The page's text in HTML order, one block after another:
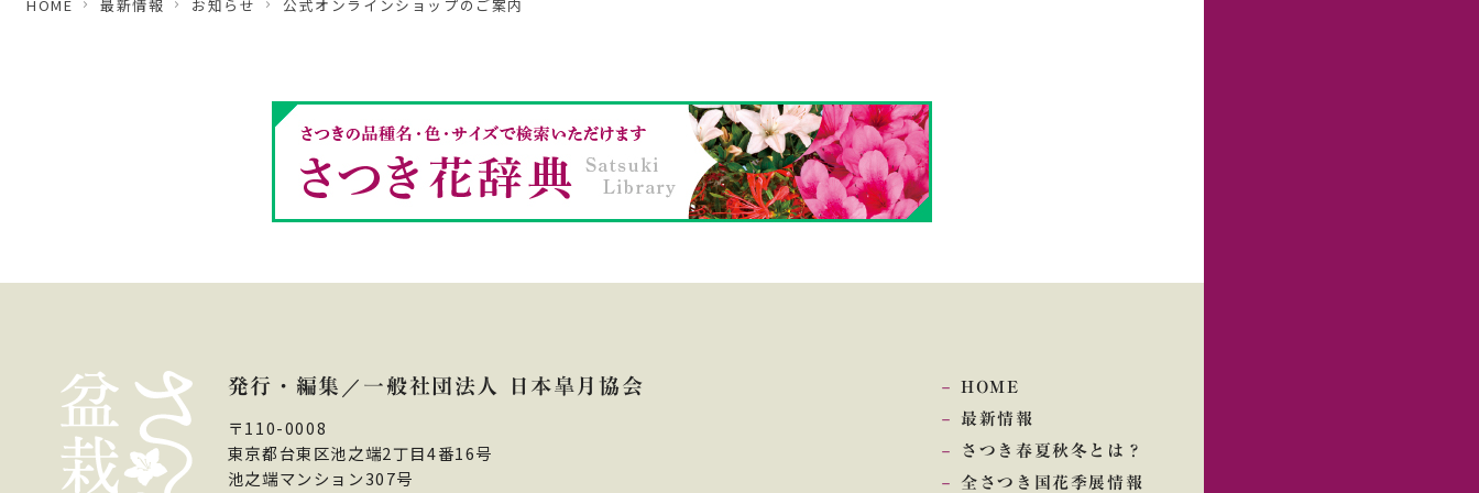
HOME 最新情報 お知らせ 公式オンラインショップのご案内
HOME
最新情報
さつき春夏秋冬とは？
全さつき国花季展情報
発行・編集 一般社団法人 日本皐月協会
〒110-0008
東京都台東区池之端2丁目4番16号
池之端マンション307号